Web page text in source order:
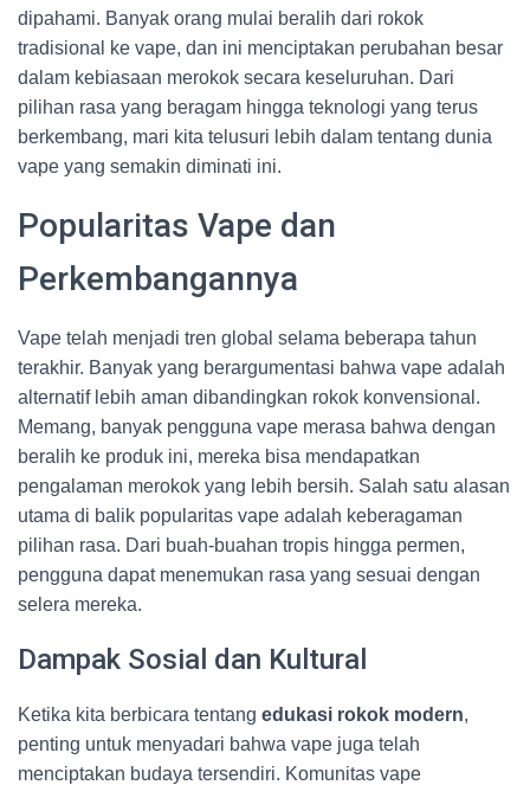
dipahami. Banyak orang mulai beralih dari rokok
tradisional ke vape, dan ini menciptakan perubahan besar
dalam kebiasaan merokok secara keseluruhan. Dari
pilihan rasa yang beragam hingga teknologi yang terus
berkembang, mari kita telusuri lebih dalam tentang dunia
vape yang semakin diminati ini.
Popularitas Vape dan
Perkembangannya
Vape telah menjadi tren global selama beberapa tahun
terakhir. Banyak yang berargumentasi bahwa vape adalah
alternatif lebih aman dibandingkan rokok konvensional.
Memang, banyak pengguna vape merasa bahwa dengan
beralih ke produk ini, mereka bisa mendapatkan
pengalaman merokok yang lebih bersih. Salah satu alasan
utama di balik popularitas vape adalah keberagaman
pilihan rasa. Dari buah-buahan tropis hingga permen,
pengguna dapat menemukan rasa yang sesuai dengan
selera mereka.
Dampak Sosial dan Kultural
Ketika kita berbicara tentang edukasi rokok modern,
penting untuk menyadari bahwa vape juga telah
menciptakan budaya tersendiri. Komunitas vape